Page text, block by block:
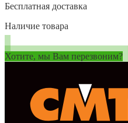
Бесплатная доставка
Наличие товара
Хотите, мы Вам перезвоним?